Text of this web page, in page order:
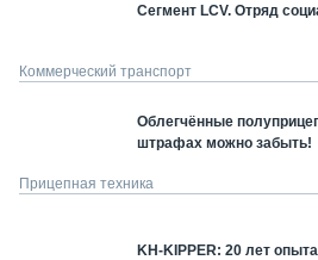
Сегмент LCV. Отряд
Коммерческий транспорт
Облегчённые
штрафах можно забыть!
Прицепная техника
KH-KIPPER: 20 лет опыта